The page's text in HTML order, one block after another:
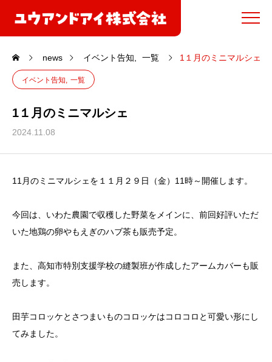
news イベント告知 一覧 1１月のミニマルシェ
イベント告知 一覧
1１月のミニマルシェ
2024.11.08
11月のミニマルシェを１１月２９日（金）11時～開催します。
今回は、いわた農園で収穫した野菜をメインに、前回好評いただ
いた地鶏の卵やもえぎのハブ茶も販売予定。
また、高知市特別支援学校の縫製班が作成したアームカバーも販
売します。
田芋コロッケとさつまいものコロッケはコロコロと可愛い形にし
てみました。